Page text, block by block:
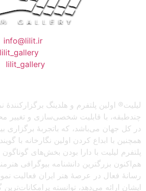
info@lilit.ir
lilit_gallery
lilit_gallery
لیلیت® اولین پلتفرم و هلدینگ
چندطبقه، با قابلیت شخصی‌سازی و تغییر
همچنین با ابداع کردن اولین نگارخانه با
پلتفرم لیلیت با دارا بودن بخش‌های
هم‌اکنون بزرگترین دانشنامه بیوگرافی
رسانهٔ فعال در عرصهٔ هنر ایران فعالیت
ایشان ارائه می‌دهد، توانسته